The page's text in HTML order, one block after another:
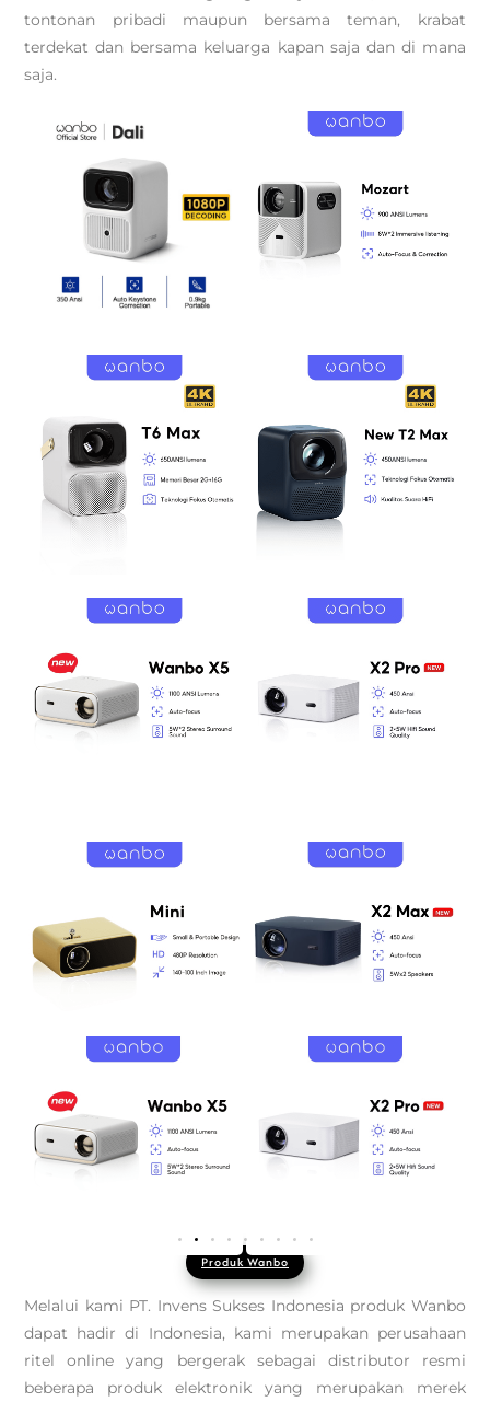
tontonan pribadi maupun bersama teman, krabat
terdekat dan bersama keluarga kapan saja dan di mana
saja.
Produk Wanbo
Melalui kami PT. Invens Sukses Indonesia produk Wanbo
dapat hadir di Indonesia, kami merupakan perusahaan
ritel online yang bergerak sebagai distributor resmi
beberapa produk elektronik yang merupakan merek